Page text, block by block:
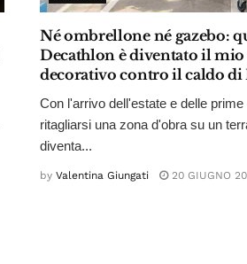
Né ombrellone né gazebo:
Decathlon è diventato il mio
decorativo contro il caldo di
Con l'arrivo dell'estate e delle prime
ritagliarsi una zona d'obra su un
diventa...
by Valentina Giungati 20 GIUGNO